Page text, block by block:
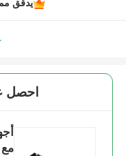
يدقّق
احصل